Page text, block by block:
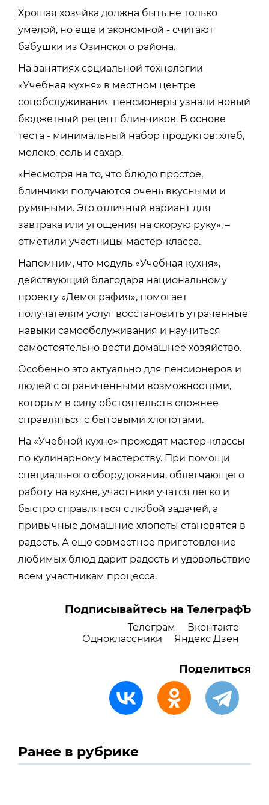
Хрошая хозяйка должна быть не только
умелой, но еще и экономной - считают
бабушки из Озинского района.
На занятиях социальной технологии
«Учебная кухня» в местном центре
соцобслуживания пенсионеры узнали новый
бюджетный рецепт блинчиков. В основе
теста - минимальный набор продуктов: хлеб,
молоко, соль и сахар.
«Несмотря на то, что блюдо простое,
блинчики получаются очень вкусными и
румяными. Это отличный вариант для
завтрака или угощения на скорую руку», –
отметили участницы мастер-класса.
Напомним, что модуль «Учебная кухня»,
действующий благодаря национальному
проекту «Демография», помогает
получателям услуг восстановить утраченные
навыки самообслуживания и научиться
самостоятельно вести домашнее хозяйство.
Особенно это актуально для пенсионеров и
людей с ограниченными возможностями,
которым в силу обстоятельств сложнее
справляться с бытовыми хлопотами.
На «Учебной кухне» проходят мастер-классы
по кулинарному мастерству. При помощи
специального оборудования, облегчающего
работу на кухне, участники учатся легко и
быстро справляться с любой задачей, а
привычные домашние хлопоты становятся в
радость. А еще совместное приготовление
любимых блюд дарит радость и удовольствие
всем участникам процесса.
Подписывайтесь на ТелеграфЪ
Телеграм
Вконтакте
Одноклассники
Яндекс Дзен
Поделиться
Ранее в рубрике